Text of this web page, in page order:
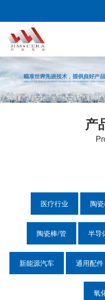
产
医疗行业 陶
陶瓷棒/管 半导
新能源汽车 通用配件
氧